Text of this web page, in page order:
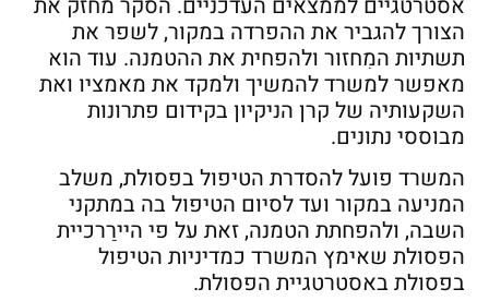
הצורך להגביר את ההפרדה במקור, לשפר את
תשתיות המִחזור ולהפחית את ההטמנה. עוד הוא
מאפשר למשרד להמשיך ולמקד את מאמציו ואת
השקעותיה של קרן הניקיון בקידום פתרונות
מבוססי נתונים.
המשרד פועל להסדרת הטיפול בפסולת, משלב
המניעה במקור ועד לסיום הטיפול בה במתקני
השבה, ולהפחתת הטמנה, זאת על פי היירַרכיית
הפסולת שאימץ המשרד כמדיניות הטיפול
בפסולת באסטרטגיית הפסולת.